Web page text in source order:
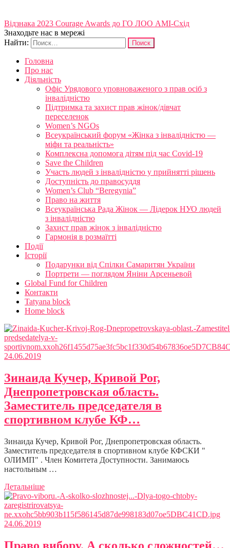
Відзнака 2023 Courage Awards до ГО ЛОО АМІ-Схід
Знаходьте нас в мережі
Найти:
Головна
Про нас
Діяльність
Офіс Урядового уповноваженого з прав осіб з
інвалідністю
Підтримка та захист прав жінок/дівчат
переселенок
Women’s NGOs
Всеукраїнський форум «Жінка з інвалідністю —
міфи та реальність»
Комплексна допомога дітям під час Covid-19
Save the Children
Участь людей з інвалідністю у прийнятті рішень
Доступність до правосуддя
Women’s Club “Beregynia”
Право на життя
Всеукраїнська Рада Жінок — Лідерок НУО людей
з інвалідністю
Захист прав жінок з інвалідністю
Гармонія в розмаїтті
Події
Історії
Подарунки від Спілки Самаритян України
Портрети — поглядом Яніни Арсеньевой
Global Fund for Children
Контакти
Tatyana block
Home block
24.06.2019
Зинаида Кучер, Кривой Рог,
Днепропетровская область.
Заместитель председателя в
спортивном клубе КФ…
Зинаида Кучер, Кривой Рог, Днепропетровская область.
Заместитель председателя в спортивном клубе КФСКИ "
ОЛИМП" . Член Комитета Доступности. Занимаюсь
настольным …
Детальніше
24.06.2019
Право вибору. А сколько сложностей…